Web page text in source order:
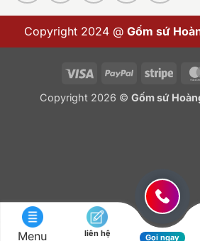
Copyright 2024 @ Gốm sứ
Visa PayPal Stripe
Copyright 2026 © Gốm sứ
Menu liên hệ Gọi ngay